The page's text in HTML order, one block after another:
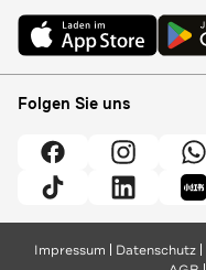
Folgen Sie uns
Impressum Datenschutz